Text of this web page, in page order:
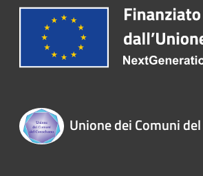
Unione dei Comuni